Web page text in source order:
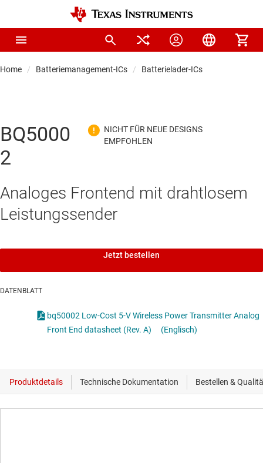
Home Batteriemanagement-ICs Batterielader-ICs
BQ5000
2
Analoges Frontend mit drahtlosem
Leistungssender
Jetzt bestellen
DATENBLATT
bq50002 Low-Cost 5-V Wireless Power Transmitter Analog
Front End datasheet (Rev. A)
(Englisch)